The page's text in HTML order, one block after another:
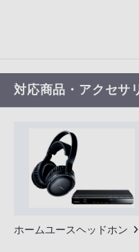
対応商品・アクセサ
ホームユースヘッドホン